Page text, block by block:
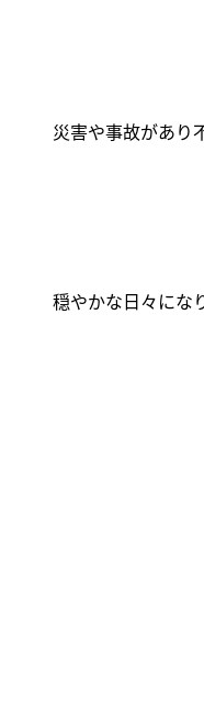
災害や事故があり
穏やかな日々にな